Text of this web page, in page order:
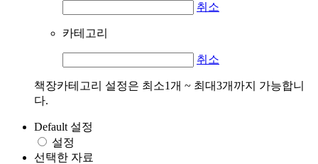
취소
카테고리
취소
책장카테고리 설정은 최소1개 ~ 최대3개까지 가능합니
다.
Default 설정
설정
선택한 자료